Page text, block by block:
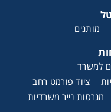
מותגים
למשרד
ציוד פורמט רחב
מגרסות נייר משרדיות